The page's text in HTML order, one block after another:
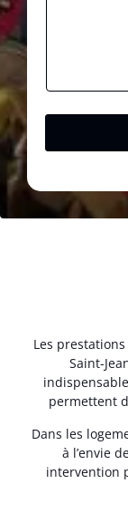
Les
Saint-
permettent
Dans les
à l’envie
intervention